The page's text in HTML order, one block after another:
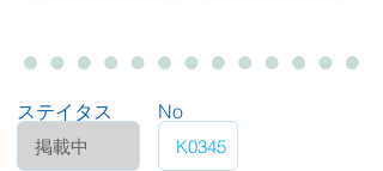
ステイタス No